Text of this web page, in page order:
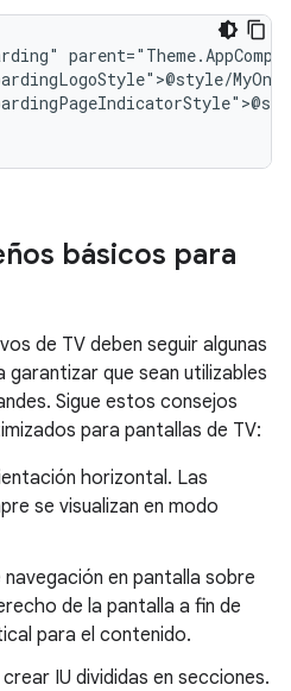
básicos para
de TV deben seguir algunas
que sean utilizables
Sigue estos consejos
para pantallas de TV:
horizontal. Las
se visualizan en modo
en pantalla sobre
de la pantalla a fin de
para el contenido.
IU divididas en secciones.